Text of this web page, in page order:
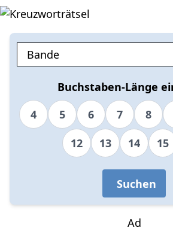
Buchstaben-Länge
4
5 6 7 8
12
13 14 15
Suchen
Ad